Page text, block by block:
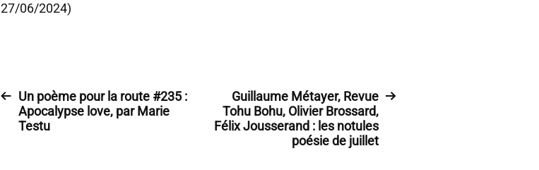
27/06/2024)
Un poème pour la route #235 :
Apocalypse love, par Marie
Testu
Guillaume Métayer, Revue
Tohu Bohu, Olivier Brossard,
Félix Jousserand : les notules
poésie de juillet